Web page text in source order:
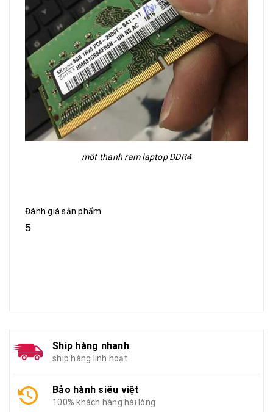
một thanh ram laptop DDR4
Đánh giá sản phẩm
5
Ship hàng nhanh
ship hàng linh hoạt
Bảo hành siêu việt
100% khách hàng hài lòng